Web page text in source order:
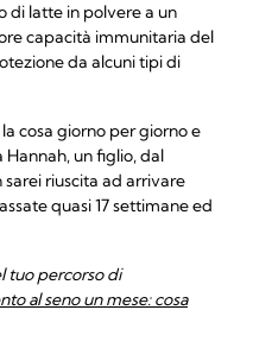
di latte in polvere a un
capacità immunitaria del
da alcuni tipi di
cosa giorno per giorno e
un figlio, dal
sarei riuscita ad arrivare
quasi 17 settimane ed
tuo percorso di
al seno un mese: cosa